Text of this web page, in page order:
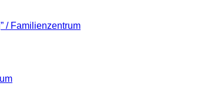
/ Familienzentrum